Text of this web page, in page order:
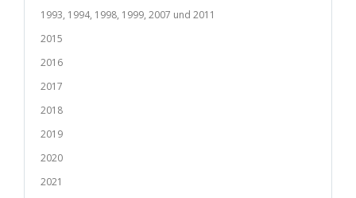
1993, 1994, 1998, 1999, 2007 und 2011
2015
2016
2017
2018
2019
2020
2021